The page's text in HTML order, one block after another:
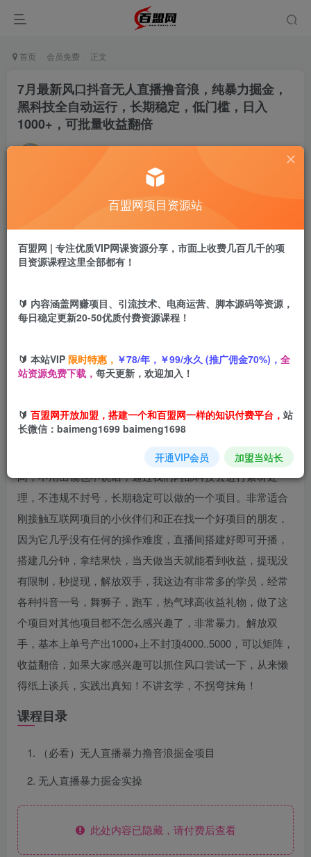
首页 会员免费 正文
7月最新风口抖音无人直播撸音浪，纯暴力掘金，
黑科技全自动运行，长期稳定，低门槛，日入
1000+，可批量收益翻倍
admin 私信
此内容为付费阅读，请付费后查看
9.9
黄金会员免费 超级会员 免费
立即购买
项目介绍
最新风口项目抖音无人直播挂机项目，目前处于火爆风口期
间，不用出镜也不说话，通过我们内部科技去进行素材处
理，不违规不封号，长期稳定可以做的一个项目。非常适合
刚接触互联网项目的小伙伴们和正在找一个好项目的朋友，
因为它几乎没有任何的操作难度，直播间搭建好即可开播，
搭建几分钟，拿结果快，当天做当天就能看到收益，提现没
有限制，秒提现，解放双手，我这边有非常多的学员，经常
各种抖音一号，舞狮子，跑车，热气球高收益礼物，做了这
个项目对其他项目都不怎么感兴趣了，非常暴力。解放双
手，基本上单号产出1000+上不封顶4000..5000，可以矩阵，
收益翻倍，如果大家感兴趣可以抓住风口尝试一下，从来懒
得纸上谈兵，实践出真知！不讲玄学，不拐弯抹角！
课程目录
（必看）无人直播暴力撸音浪掘金项目
无人直播暴力掘金实操
此处内容已隐藏，请付费后查看
百盟网项目资源站
百盟网 | 专注优质VIP网课资源分享，市面上收费几百几千的项
目资源课程这里全部都有！
🔰 内容涵盖网赚项目、引流技术、电商运营、脚本源码等资源，
每日稳定更新20-50优质付费资源课程！
🔰 本站VIP 限时特惠， ￥78/年，￥99/永久 (推广佣金70%)， 全
站资源免费下载， 每天更新，欢迎加入！
🔰 百盟网开放加盟，搭建一个和百盟网一样的知识付费平台， 站
长微信：baimeng1699 baimeng1698
开通VIP会员 加盟当站长